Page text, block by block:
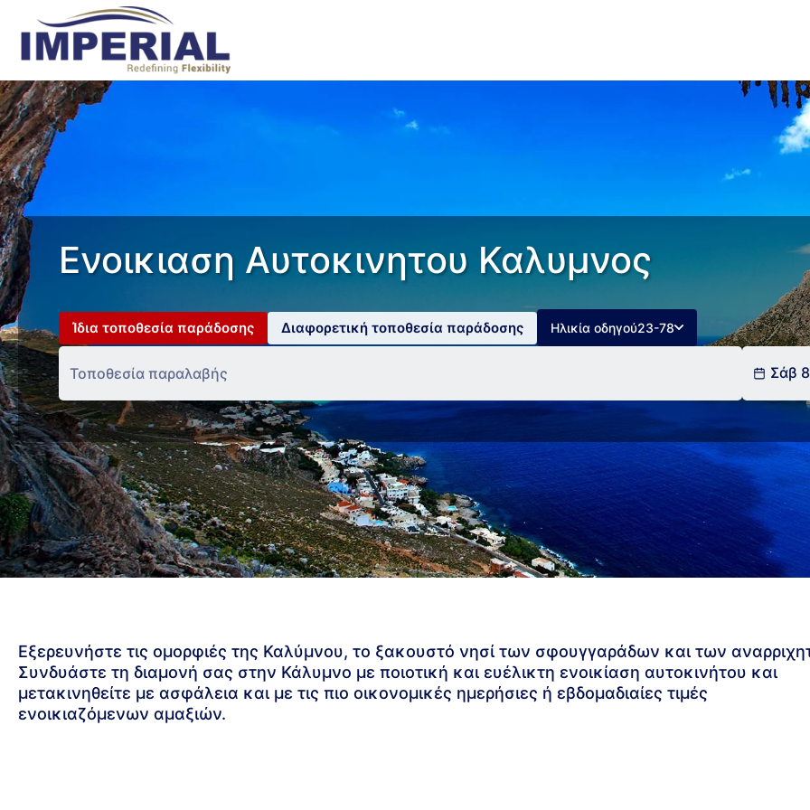
Ενοικιαση Αυτοκινητου Καλυμνος
Ίδια τοποθεσία παράδοσης Διαφορετική τοποθεσία παράδοσης Ηλικία οδηγού23-78
Σάβ
Εξερευνήστε τις ομορφιές της Καλύμνου, το ξακουστό νησί των σφουγγαράδων και των
Συνδυάστε τη διαμονή σας στην Κάλυμνο με ποιοτική και ευέλικτη ενοικίαση αυτοκινήτου και
μετακινηθείτε με ασφάλεια και με τις πιο οικονομικές ημερήσιες ή εβδομαδιαίες τιμές
ενοικιαζόμενων αμαξιών.